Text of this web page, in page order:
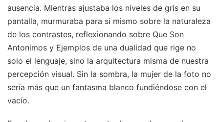
ausencia. Mientras ajustaba los niveles de gris en su
pantalla, murmuraba para sí mismo sobre la naturaleza
de los contrastes, reflexionando sobre Que Son
Antonimos y Ejemplos de una dualidad que rige no
solo el lenguaje, sino la arquitectura misma de nuestra
percepción visual. Sin la sombra, la mujer de la foto no
sería más que un fantasma blanco fundiéndose con el
vacío.